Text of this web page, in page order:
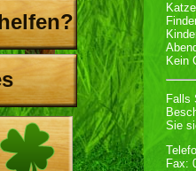
Kein
Falls
Sie
Fax: